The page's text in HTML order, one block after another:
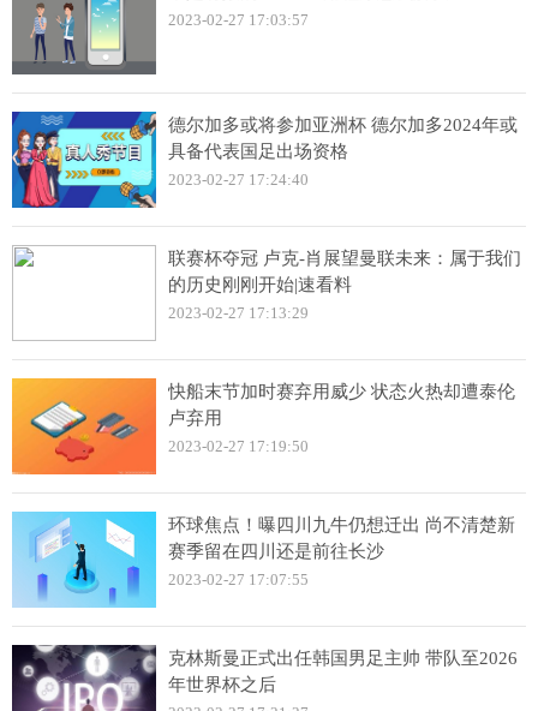
2023-02-27 17:03:57
德尔加多或将参加亚洲杯 德尔加多2024年或
具备代表国足出场资格
2023-02-27 17:24:40
联赛杯夺冠 卢克-肖展望曼联未来：属于我们
的历史刚刚开始|速看料
2023-02-27 17:13:29
快船末节加时赛弃用威少 状态火热却遭泰伦
卢弃用
2023-02-27 17:19:50
环球焦点！曝四川九牛仍想迁出 尚不清楚新
赛季留在四川还是前往长沙
2023-02-27 17:07:55
克林斯曼正式出任韩国男足主帅 带队至2026
年世界杯之后